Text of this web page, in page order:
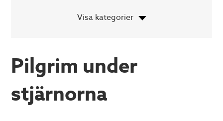
Pilgrim under
stjärnorna